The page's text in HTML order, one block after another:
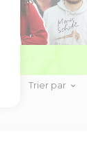
Trier par